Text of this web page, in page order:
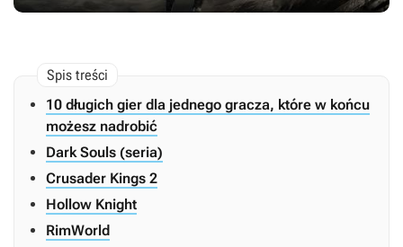
10 długich gier dla jednego gracza, które w końcu
możesz nadrobić
Dark Souls (seria)
Crusader Kings 2
Hollow Knight
RimWorld